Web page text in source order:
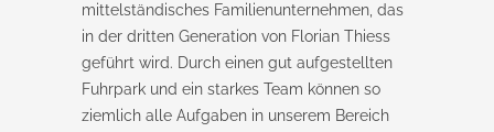
mittelständisches Familienunternehmen, das
in der dritten Generation von Florian Thiess
geführt wird. Durch einen gut aufgestellten
Fuhrpark und ein starkes Team können so
ziemlich alle Aufgaben in unserem Bereich